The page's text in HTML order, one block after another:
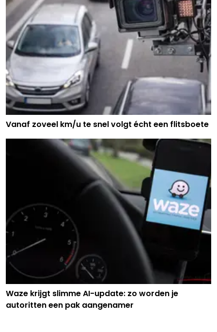
Vanaf zoveel km/u te snel volgt écht een flitsboete
Waze krijgt slimme AI-update: zo worden je
autoritten een pak aangenamer